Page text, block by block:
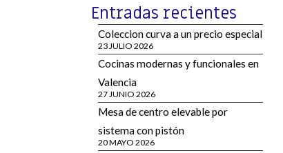
Entradas recientes
Coleccion curva a un precio especial
23 JULIO 2026
Cocinas modernas y funcionales en
Valencia
27 JUNIO 2026
Mesa de centro elevable por
sistema con pistón
20 MAYO 2026